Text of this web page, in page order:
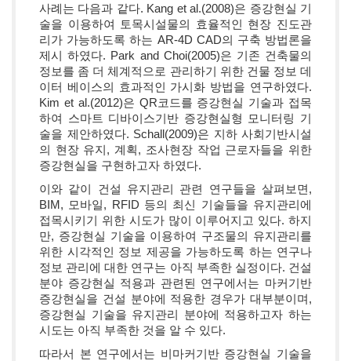
사례는 다음과 같다. Kang et al.(2008)은 증강현실 기
술을 이용하여 토목시설물의 효율적인 현장 진도관
리가 가능하도록 하는 AR-4D CAD의 구축 방법론을
제시 하였다. Park and Choi(2005)은 기존 건축물의
정보를 좀 더 체계적으로 관리하기 위한 건물 정보 데
이터 베이스의 효과적인 가시화 방법을 연구하였다.
Kim et al.(2012)은 QR코드를 증강현실 기술과 접목
하여 스마트 디바이스기반 증강현실형 모니터링 기
술을 제안하였다. Schall(2009)은 지하 사회기반시설
의 현장 유지, 계획, 조사현장 작업 근로자들을 위한
증강현실을 구현하고자 하였다.
이와 같이 건설 유지관리 관련 연구들을 살펴보면,
BIM, 모바일, RFID 등의 최신 기술들을 유지관리에
접목시키기 위한 시도가 많이 이루어지고 있다. 하지
만, 증강현실 기술을 이용하여 구조물의 유지관리를
위한 시각적인 정보 제공을 가능하도록 하는 연구나
정보 관리에 대한 연구는 아직 부족한 실정이다. 건설
분야 증강현실 적용과 관련된 연구에서는 마커기반
증강현실을 건설 분야에 적용한 경우가 대부분이며,
증강현실 기술을 유지관리 분야에 적용하고자 하는
시도는 아직 부족한 것을 알 수 있다.
따라서 본 연구에서는 비마커기반 증강현실 기술을